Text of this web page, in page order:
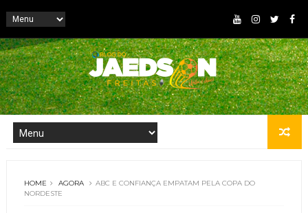
HOME AGORA
ABC E CONFIANÇA EMPATAM PELA COPA DO
NORDESTE